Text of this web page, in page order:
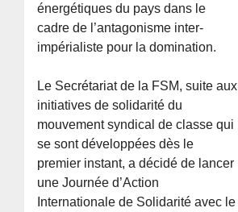
énergétiques du pays dans le
cadre de l’antagonisme inter-
impérialiste pour la domination.
Le Secrétariat de la FSM, suite aux
initiatives de solidarité du
mouvement syndical de classe qui
se sont développées dès le
premier instant, a décidé de lancer
une Journée d’Action
Internationale de Solidarité avec le